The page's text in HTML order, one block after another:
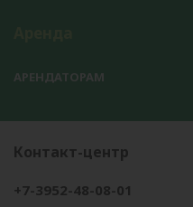
АРЕНДАТОРАМ
Контакт-центр
+7-3952-48-08-01